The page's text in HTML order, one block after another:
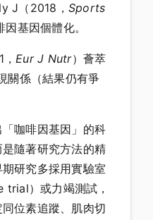
J（2018， Sports
因基因個體化。
Eur J Nutr）薈萃
關係（結果仍有爭
咖啡因基因」的科
隨著研究方法的精
研究多採用實驗室
trial）或力竭測試，
位素追蹤、肌肉切